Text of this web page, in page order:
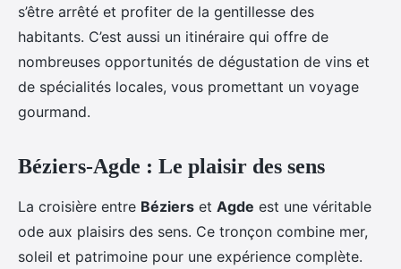
s’être arrêté et profiter de la gentillesse des
habitants. C’est aussi un itinéraire qui offre de
nombreuses opportunités de dégustation de vins et
de spécialités locales, vous promettant un voyage
gourmand.
Béziers-Agde : Le plaisir des sens
La croisière entre Béziers et Agde est une véritable
ode aux plaisirs des sens. Ce tronçon combine mer,
soleil et patrimoine pour une expérience complète.